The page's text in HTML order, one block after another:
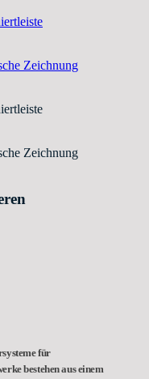
für
bestehen aus einem